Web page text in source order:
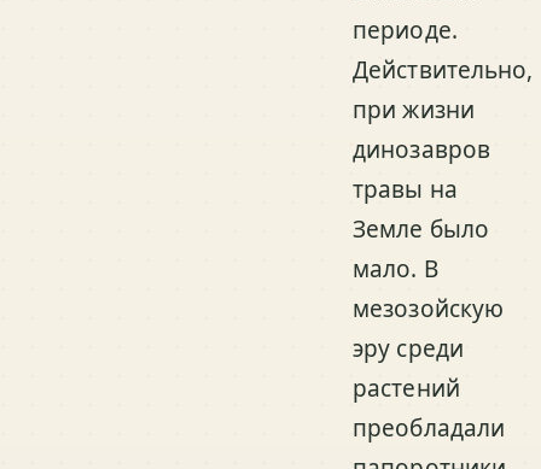
периоде.
Действительно,
при жизни
динозавров
травы на
Земле было
мало. В
мезозойскую
эру среди
растений
преобладали